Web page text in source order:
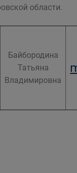
области.
Байбородина
Татьяна
Владимировна